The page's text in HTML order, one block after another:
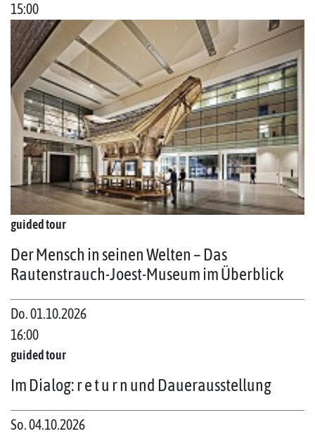
15:00
guided tour
Der Mensch in seinen Welten – Das
Rautenstrauch-Joest-Museum im Überblick
Do. 01.10.2026
16:00
guided tour
Im Dialog: r e t u r n und Dauerausstellung
So. 04.10.2026